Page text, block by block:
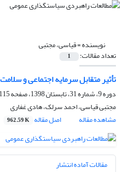
نویسنده =قیاسی، مجتبی
تعداد مقالات: 1
تأثیر متقابل سرمایه اجتماعی و
دوره 9، شماره 31، تابستان 1398، صفحه
115-130
مجتبی قیاسی، احمد سرلک، هادی غفاری
مشاهده مقاله
اصل مقاله 962.59 K
مقالات آماده انتشار